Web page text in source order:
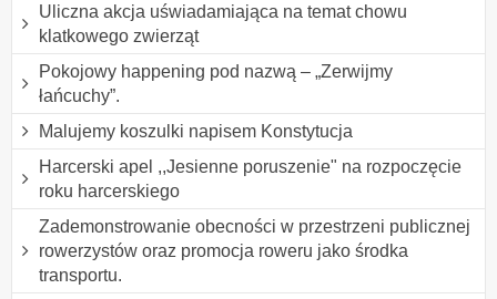
Uliczna akcja uświadamiająca na temat chowu
klatkowego zwierząt
Pokojowy happening pod nazwą – „Zerwijmy
łańcuchy”.
Malujemy koszulki napisem Konstytucja
Harcerski apel ,,Jesienne poruszenie" na rozpoczęcie
roku harcerskiego
Zademonstrowanie obecności w przestrzeni publicznej
rowerzystów oraz promocja roweru jako środka
transportu.